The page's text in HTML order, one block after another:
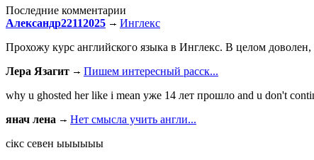
Последние комментарии
Александр22112025
Инглекс
Прохожу курс английского языка в Инглекс. В целом доволен,
Лера Язагит
Пишем интересный расск...
why u ghosted her like i mean уже 14 лет прошло and u don't
янач лена
Нет смысла учить англи...
сiкс севен ыыыыыы